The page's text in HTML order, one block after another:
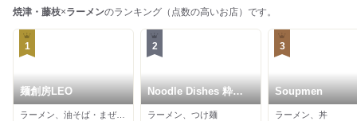
焼津・藤枝×ラーメンのランキング（点数の高いお店）です。
1
麺創房LEO
ラーメン、油そば・まぜそば、つけ麺
2
Noodle Dishes 粋蓮
華
ラーメン、つけ麺
3
Soupmen
ラーメン、丼